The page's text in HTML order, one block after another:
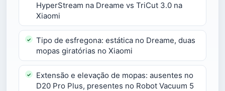
HyperStream na Dreame vs TriCut 3.0 na
Xiaomi
Tipo de esfregona: estática no Dreame, duas
mopas giratórias no Xiaomi
Extensão e elevação de mopas: ausentes no
D20 Pro Plus, presentes no Robot Vacuum 5